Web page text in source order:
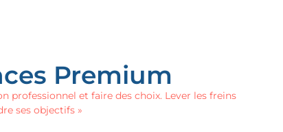
Premium
professionnel et faire des choix. Lever les freins
ses objectifs »